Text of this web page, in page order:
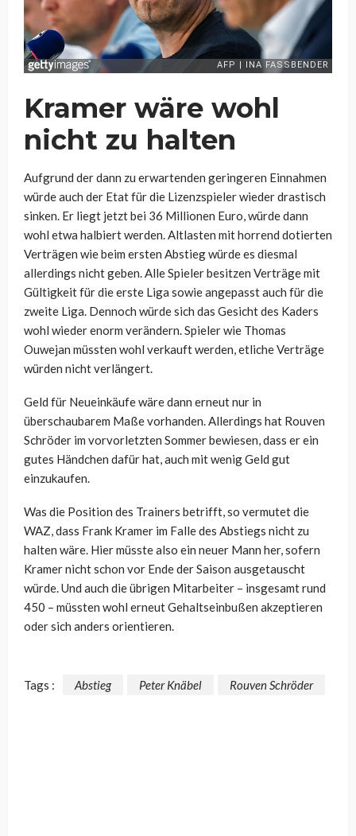
Kramer wäre wohl
nicht zu halten
Aufgrund der dann zu erwartenden geringeren Einnahmen
würde auch der Etat für die Lizenzspieler wieder drastisch
sinken. Er liegt jetzt bei 36 Millionen Euro, würde dann
wohl etwa halbiert werden. Altlasten mit horrend dotierten
Verträgen wie beim ersten Abstieg würde es diesmal
allerdings nicht geben. Alle Spieler besitzen Verträge mit
Gültigkeit für die erste Liga sowie angepasst auch für die
zweite Liga. Dennoch würde sich das Gesicht des Kaders
wohl wieder enorm verändern. Spieler wie Thomas
Ouwejan müssten wohl verkauft werden, etliche Verträge
würden nicht verlängert.
Geld für Neueinkäufe wäre dann erneut nur in
überschaubarem Maße vorhanden. Allerdings hat Rouven
Schröder im vorvorletzten Sommer bewiesen, dass er ein
gutes Händchen dafür hat, auch mit wenig Geld gut
einzukaufen.
Was die Position des Trainers betrifft, so vermutet die
WAZ, dass Frank Kramer im Falle des Abstiegs nicht zu
halten wäre. Hier müsste also ein neuer Mann her, sofern
Kramer nicht schon vor Ende der Saison ausgetauscht
würde. Und auch die übrigen Mitarbeiter – insgesamt rund
450 – müssten wohl erneut Gehaltseinbußen akzeptieren
oder sich anders orientieren.
Tags : Abstieg Peter Knäbel Rouven Schröder